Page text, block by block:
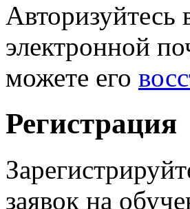
Авторизуйтесь
электронной
можете его
Регистрация
заявок на